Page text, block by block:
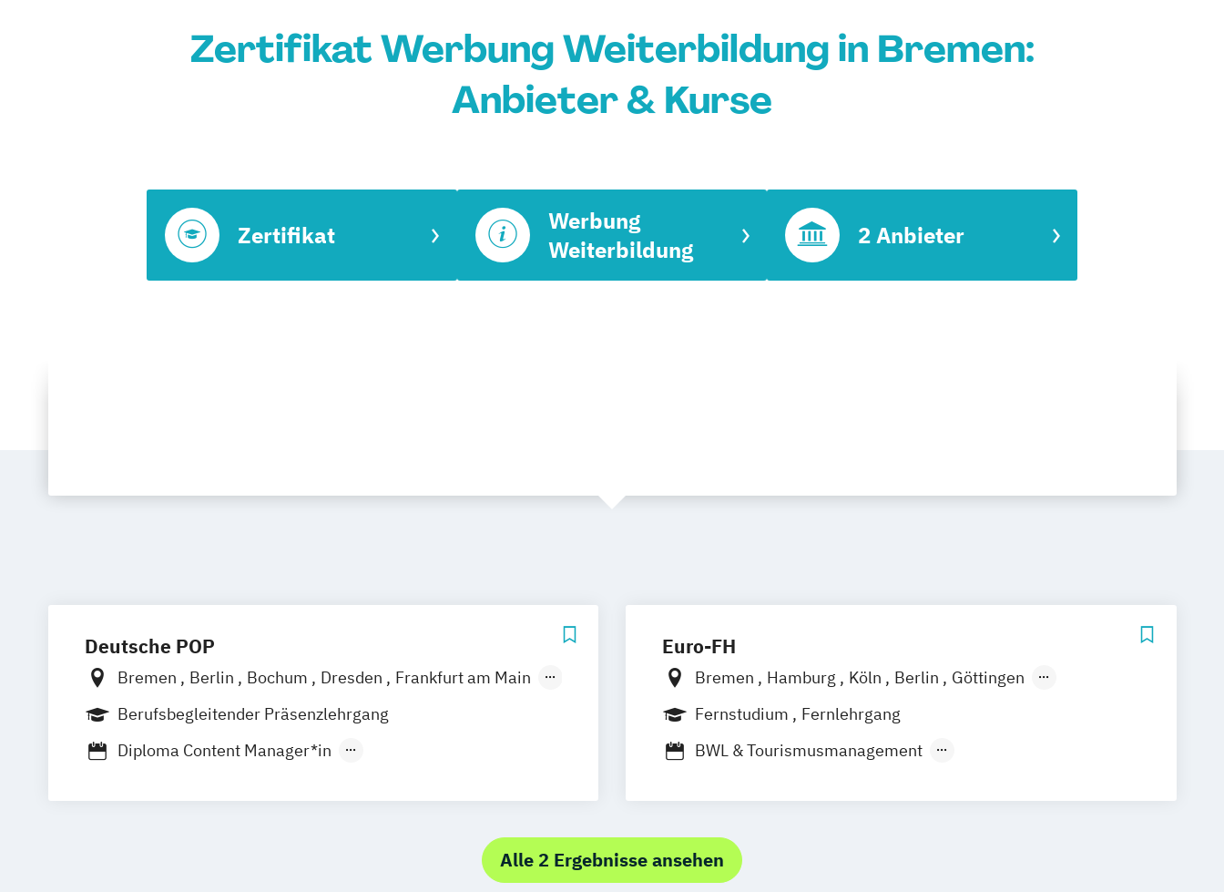
Zertifikat Werbung Weiterbildung in Bremen:
Anbieter & Kurse
Zertifikat
Werbung
Weiterbildung
2 Anbieter
Deutsche POP
Bremen Berlin Bochum Dresden
Frankfurt am Main
Hamburg
Hannover Köln Leipzig
Nürnberg
Berufsbegleitender Präsenzlehrgang
Diploma Content Manager*in
Diploma Medienmanager*in
Euro-FH
Bremen Hamburg Köln Berlin
Göttingen
Frankfurt am Main
Leipzig
Fernstudium
Fernlehrgang
BWL & Tourismusmanagement
Spezialisierung Online-Marketing Marketing
Markt- und Werbepsychologie
Social-Media- und E-Marketing-Manager
Alle 2 Ergebnisse ansehen